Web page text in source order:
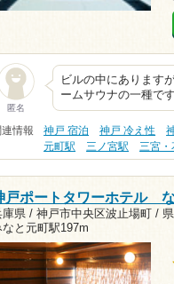
匿名
ビルの中にあります
ームサウナの一種で
連情報 神戸 宿泊 神戸 冷え性
元町駅
三ノ宮駅 三宮・
戸ポートタワーホテル
庫県 / 神戸市中央区波止場町 /
なと元町駅197m